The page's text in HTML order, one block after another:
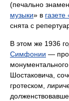
(печально
музыки» в
снята с
В этом же 1936
Симфонии —
Шостаковича,
гротеском,